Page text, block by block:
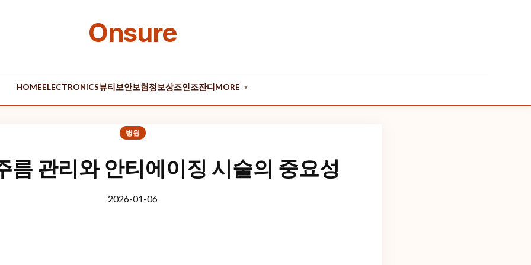
Onsure
HOMEELECTRONICS뷰티 보안보험정보상조인조잔디 MORE ▼
병원
름 관리와 안티에이징 시술의 중요성
2026-01-06